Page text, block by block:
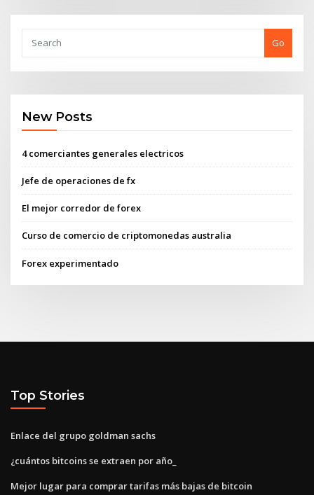
Go
New Posts
4 comerciantes generales electricos
Jefe de operaciones de fx
El mejor corredor de forex
Curso de comercio de criptomonedas australia
Forex experimentado
Top Stories
Enlace del grupo goldman sachs
¿cuántos bitcoins se extraen por año_
Mejor lugar para comprar tarifas más bajas de bitcoin